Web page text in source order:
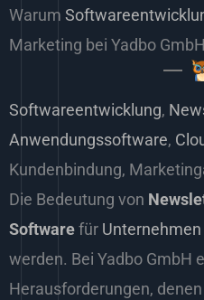
Warum
Marketing bei Yadbo GmbH
Softwareentwicklung,
Anwendungssoftware,
Kundenbindung,
Die Bedeutung von
Softwarefür Unternehmen
werden. Bei Yadbo GmbH
Herausforderungen, denen